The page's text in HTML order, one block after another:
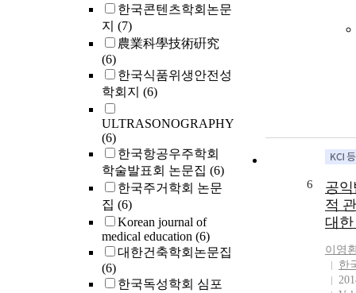
한국콘텐츠학회논문
지 (7)
農業科學技術硏究
(6)
한국식품위생안전성
학회지 (6)
ULTRASONOGRAPHY
(6)
한국항공우주학회
학술발표회 논문집 (6)
한국주거학회 논문
집 (6)
Korean journal of
medical education (6)
대한건축학회논문집
(6)
한국독성학회 심포
6
공
적
대
이영
한